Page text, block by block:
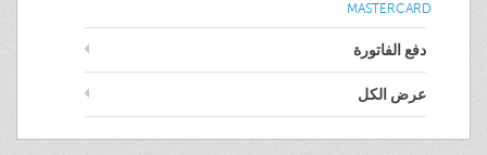
MASTERCARD
دفع الفاتورة
عرض الكل